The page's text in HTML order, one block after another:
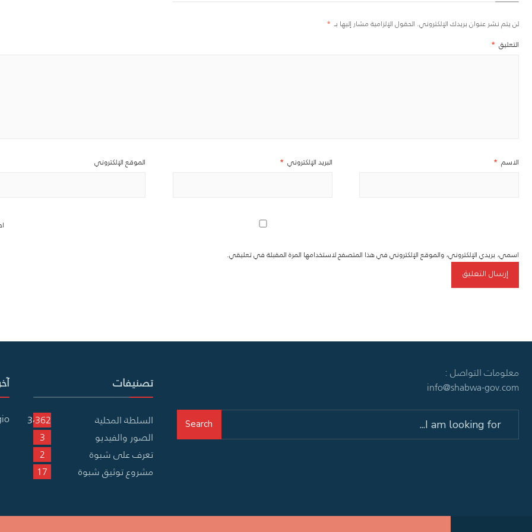
لن يتم نشر عنوان بريدك الإلكتروني. الحقول الإلزامية مشار إليها بـ *
التعليق *
الاسم * البريد الإلكتروني * الموقع الإلكتروني
اسمي، بريدي الإلكتروني، والموقع الإلكتروني في هذا المتصفح لاستخدامها المرة المقبلة في تعليقي.
معلومات التواصل :
info@shabwa-gov.com
Search
تصنيفات
السلطة المحلية
3٬362
الصور والفيديو
3
تعرف على شبوة
2
مشروع توثيق شبوة
17